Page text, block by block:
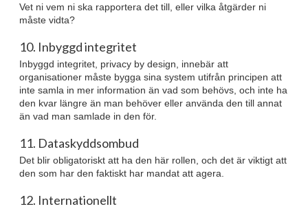
Vet ni vem ni ska rapportera det till, eller vilka åtgärder ni
måste vidta?
10. Inbyggd integritet
Inbyggd integritet, privacy by design, innebär att
organisationer måste bygga sina system utifrån principen att
inte samla in mer information än vad som behövs, och inte ha
den kvar längre än man behöver eller använda den till annat
än vad man samlade in den för.
11. Dataskyddsombud
Det blir obligatoriskt att ha den här rollen, och det är viktigt att
den som har den faktiskt har mandat att agera.
12. Internationellt